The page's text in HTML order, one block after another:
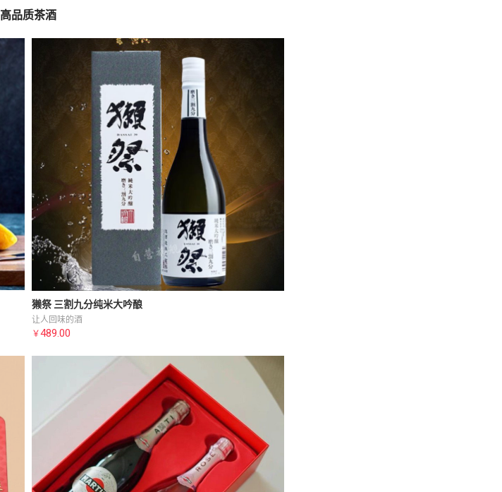
高品质茶酒
獭祭 三割九分纯米大吟酿
让人回味的酒
￥489.00